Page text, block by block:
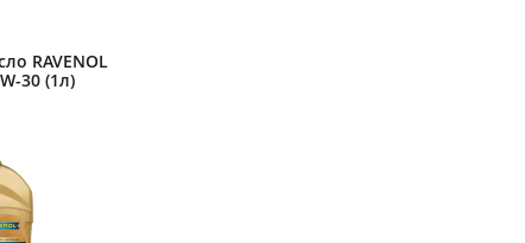
RAVENOL
30 (1л)